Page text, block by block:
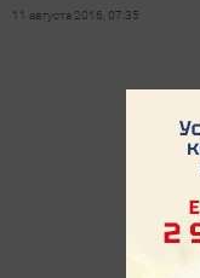
11 августа 2016, 07:35